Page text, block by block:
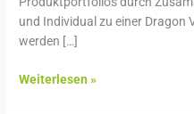
und Individual zu einer Dragon
werden […]
Weiterlesen »